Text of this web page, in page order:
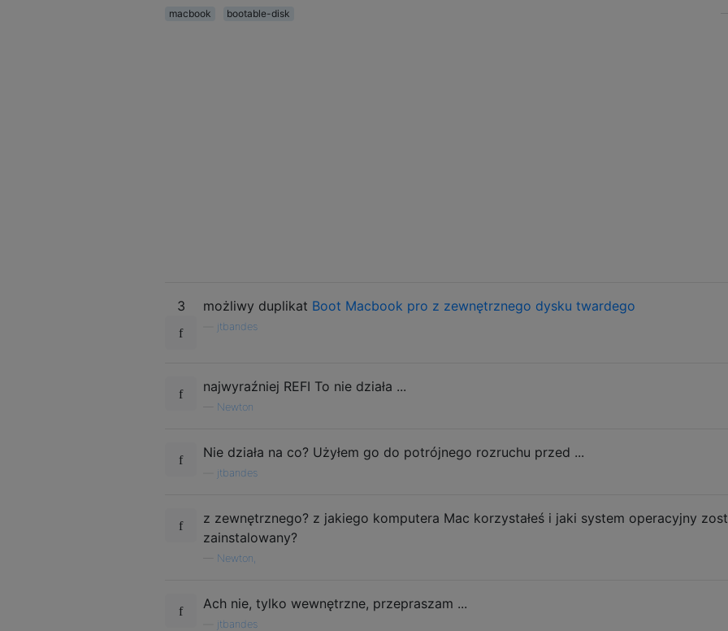
macbook bootable-disk
3 możliwy duplikat Boot Macbook pro z zewnętrznego dysku twardego
jtbandes
najwyraźniej REFI To nie działa ...
Newton
Nie działa na co? Użyłem go do potrójnego rozruchu przed ...
jtbandes
z zewnętrznego? z jakiego komputera Mac korzystałeś i jaki system operacyjny
zainstalowany?
Newton,
Ach nie, tylko wewnętrzne, przepraszam ...
jtbandes